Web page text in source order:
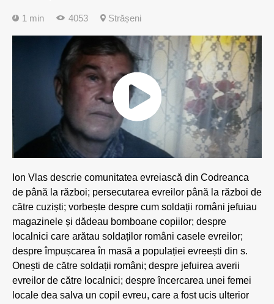
1 min 4053 Strășeni
Ion Vlas descrie comunitatea evreiască din Codreanca
de până la război; persecutarea evreilor până la război de
către cuziști; vorbește despre cum soldații români jefuiau
magazinele și dădeau bomboane copiilor; despre
localnici care arătau soldaților români casele evreilor;
despre împușcarea în masă a populației evreești din s.
Onești de către soldații români; despre jefuirea averii
evreilor de către localnici; despre încercarea unei femei
locale dea salva un copil evreu, care a fost ucis ulterior